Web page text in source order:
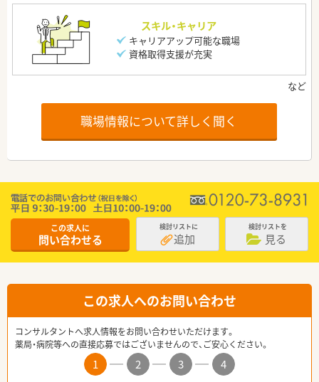
スキル・キャリア
キャリアアップ可能な職場
資格取得支援が充実
職場情報について詳しく聞く
この求人に
問い合わせる
検討リストに
追加
検討リストを
見る
この求人へのお問い合わせ
コンサルタントへ求人情報をお問い合わせいただけます。
薬局・病院等への直接応募ではございませんので、ご安心ください。
1 2 3
4